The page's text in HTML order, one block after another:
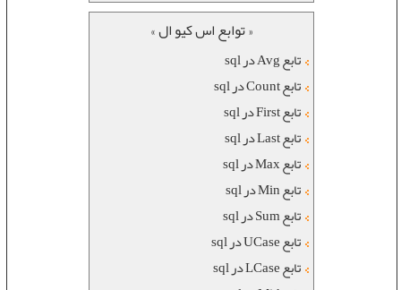
« توابع اس کیو ال »
تابع Avg در sql
تابع Count در sql
تابع First در sql
تابع Last در sql
تابع Max در sql
تابع Min در sql
تابع Sum در sql
تابع UCase در sql
تابع LCase در sql